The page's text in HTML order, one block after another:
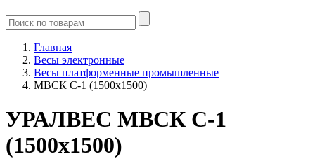
Главная
Весы электронные
Весы платформенные промышленные
МВСК С-1 (1500х1500)
УРАЛВЕС МВСК С-1
(1500х1500)